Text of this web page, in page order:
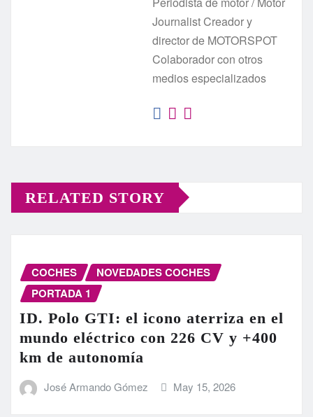
Journalist Creador y
director de MOTORSPOT
Colaborador con otros
medios especializados
RELATED STORY
COCHES
NOVEDADES COCHES
PORTADA 1
ID. Polo GTI: el icono aterriza en el
mundo eléctrico con 226 CV y +400
km de autonomía
José Armando Gómez May 15, 2026